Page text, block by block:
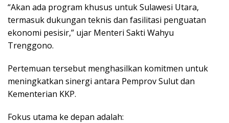
“Akan ada program khusus untuk Sulawesi Utara,
termasuk dukungan teknis dan fasilitasi penguatan
ekonomi pesisir,” ujar Menteri Sakti Wahyu
Trenggono.
Pertemuan tersebut menghasilkan komitmen untuk
meningkatkan sinergi antara Pemprov Sulut dan
Kementerian KKP.
Fokus utama ke depan adalah: